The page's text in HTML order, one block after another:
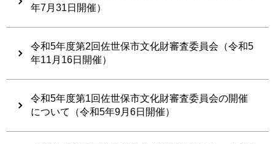
年7月31日開催）
令和5年度第2回佐世保市文化財審査委員会（令和5
年11月16日開催）
令和5年度第1回佐世保市文化財審査委員会の開催
について（令和5年9月6日開催）